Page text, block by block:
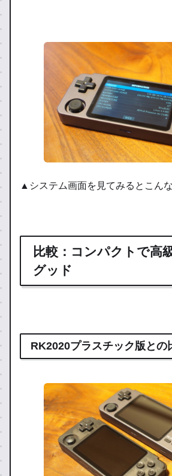
【RK2020】使い方・
まとめ
デフォルトシステム（
本操作RK2020は使い方に
なすことが出来ます。デフ
ウェア「EMUELEC3.5」
▲システム画面を見てみるとこんな
比較：コンパクトで高
グッド
RK2020プラスチック版との